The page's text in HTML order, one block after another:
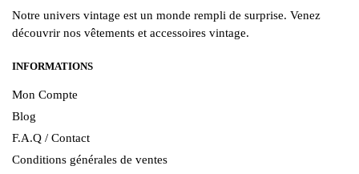
Notre univers vintage est un monde rempli de surprise. Venez
découvrir nos vêtements et accessoires vintage.
INFORMATIONS
Mon Compte
Blog
F.A.Q / Contact
Conditions générales de ventes